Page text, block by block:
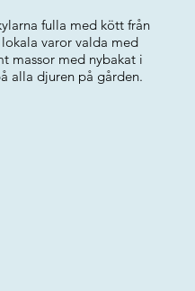
fulla med kött från
varor valda med
massor med nybakat i
alla djuren på gården.